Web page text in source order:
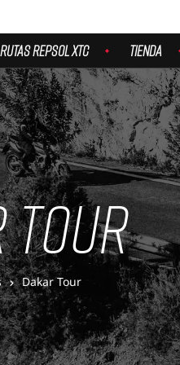
RUTAS REPSOL XTC TIENDA
Dakar Tour